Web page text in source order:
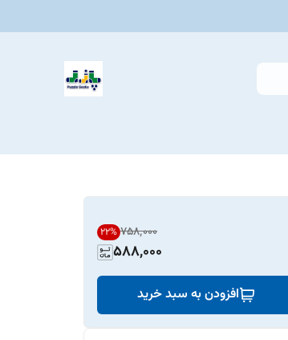
۷۵۸٬۰۰۰ 22%
588,000
افزودن به سبد خرید